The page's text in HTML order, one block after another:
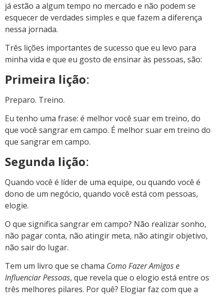
já estão a algum tempo no mercado e não podem se
esquecer de verdades simples e que fazem a diferença
nessa jornada.
Três lições importantes de sucesso que eu levo para
minha vida e que eu gosto de ensinar às pessoas, são:
Primeira lição:
Preparo. Treino.
Eu tenho uma frase: é melhor você suar em treino, do
que você sangrar em campo. É melhor suar em treino do
que sangrar em campo.
Segunda lição:
Quando você é líder de uma equipe, ou quando você é
dono de um negócio, quando você está com pessoas,
elogie.
O que significa sangrar em campo? Não realizar sonho,
não pagar conta, não atingir meta, não atingir objetivo,
não sair do lugar.
Tem um livro que se chama Como Fazer Amigos e
Influenciar Pessoas, que revela que o elogio está entre os
três melhores pilares. Por quê? Elogiar faz com que a